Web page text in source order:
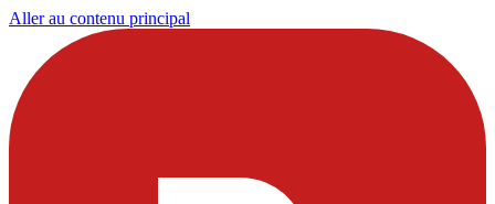
Aller au contenu principal